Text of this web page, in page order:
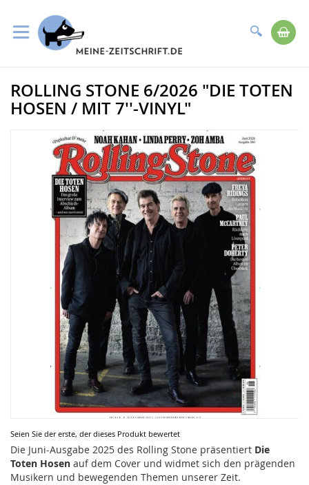
Suche
zum
Inhalt
Seien Sie der erste, der dieses Produkt bewertet
Die Juni-Ausgabe 2025 des Rolling Stone präsentiert Die
Toten Hosen auf dem Cover und widmet sich den prägenden
Musikern und bewegenden Themen unserer Zeit.
Zum
Ende
der
ROLLING STONE 6/2026 "DIE TOTEN
HOSEN / MIT 7''-VINYL"
Zum
Anfang
der
Bildergalerie